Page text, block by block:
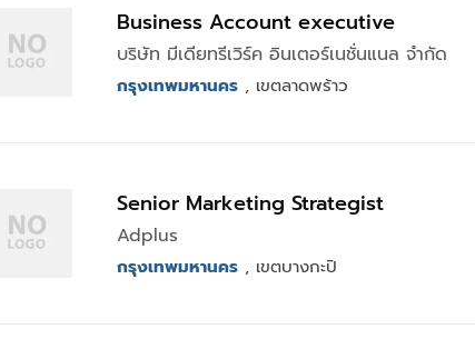
ฺBusiness Account executive
บริษัท มีเดียทรีเวิร์ค อินเตอร์เนชั่นแนล จำกัด
กรุงเทพมหานคร, เขตลาดพร้าว
Senior Marketing Strategist
Adplus
กรุงเทพมหานคร, เขตบางกะปิ